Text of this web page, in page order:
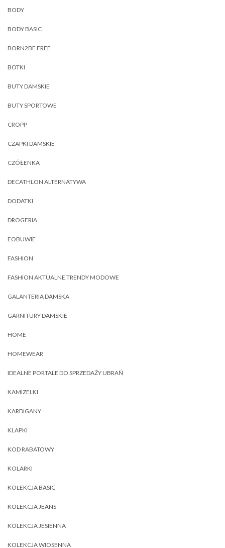
BODY
BODY BASIC
BORN2BE FREE
BOTKI
BUTY DAMSKIE
BUTY SPORTOWE
CROPP
CZAPKI DAMSKIE
CZÓŁENKA
DECATHLON ALTERNATYWA
DODATKI
DROGERIA
EOBUWIE
FASHION
FASHION AKTUALNE TRENDY MODOWE
GALANTERIA DAMSKA
GARNITURY DAMSKIE
HOME
HOMEWEAR
IDEALNE PORTALE DO SPRZEDAŻY UBRAŃ
KAMIZELKI
KARDIGANY
KLAPKI
KOD RABATOWY
KOLARKI
KOLEKCJA BASIC
KOLEKCJA JEANS
KOLEKCJA JESIENNA
KOLEKCJA WIOSENNA